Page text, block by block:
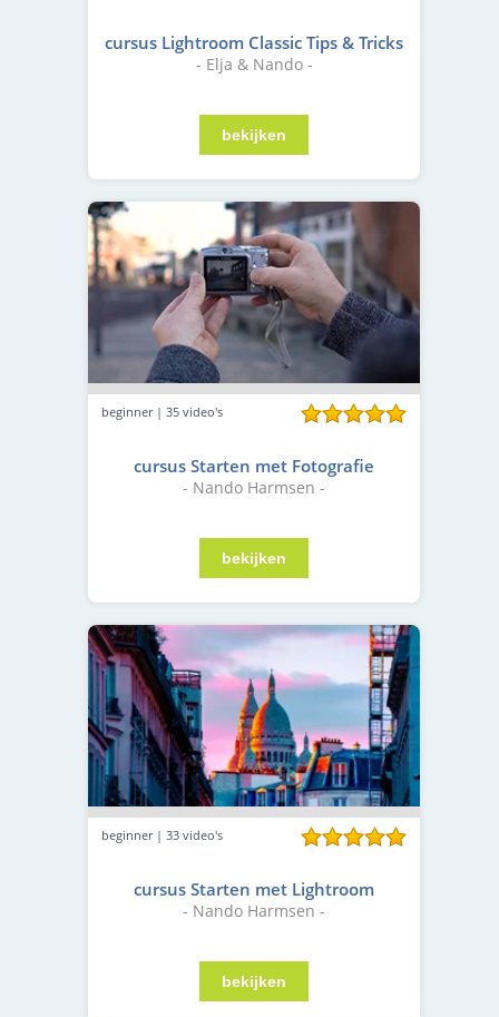
cursus Lightroom Classic Tips & Tricks
- Elja & Nando -
beginner | 35 video's
cursus Starten met Fotografie
- Nando Harmsen -
beginner | 33 video's
cursus Starten met Lightroom
- Nando Harmsen -